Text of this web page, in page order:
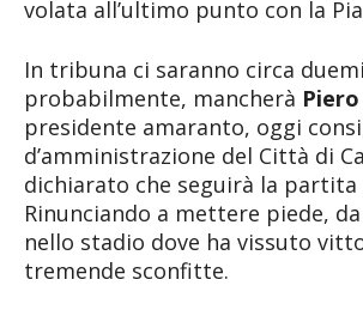
volata all’ultimo punto con la
In tribuna ci saranno circa
probabilmente, mancherà
presidente amaranto, oggi
d’amministrazione del Città di
dichiarato che seguirà la partita
Rinunciando a mettere piede,
nello stadio dove ha vissuto
tremende sconfitte.